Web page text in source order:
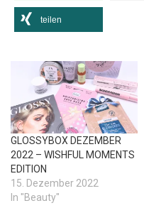
teilen
GLOSSYBOX DEZEMBER
2022 – WISHFUL MOMENTS
EDITION
15. Dezember 2022
In "Beauty"